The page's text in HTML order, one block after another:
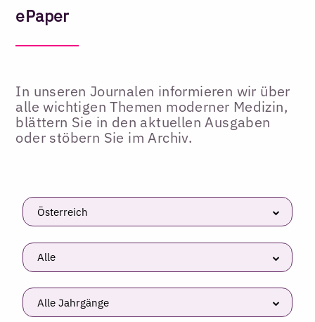
ePaper
In unseren Journalen informieren wir über
alle wichtigen Themen moderner Medizin,
blättern Sie in den aktuellen Ausgaben
oder stöbern Sie im Archiv.